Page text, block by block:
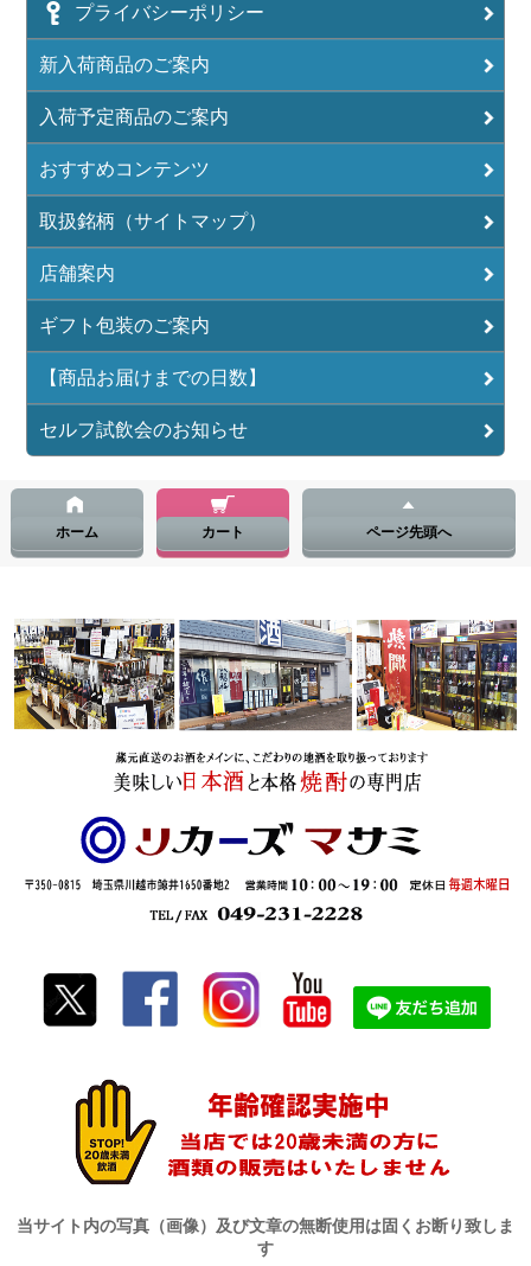
プライバシーポリシー
新入荷商品のご案内
入荷予定商品のご案内
おすすめコンテンツ
取扱銘柄（サイトマップ）
店舗案内
ギフト包装のご案内
【商品お届けまでの日数】
セルフ試飲会のお知らせ
ホーム カート ページ先頭へ
当サイト内の写真（画像）及び文章の無断使用は固くお断り致しま
す